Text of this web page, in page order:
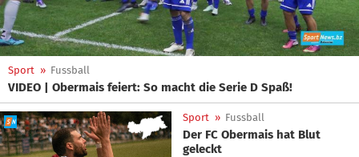
Sport » Fussball
VIDEO | Obermais feiert: So macht die Serie D Spaß!
Sport » Fussball
Der FC Obermais hat Blut
geleckt